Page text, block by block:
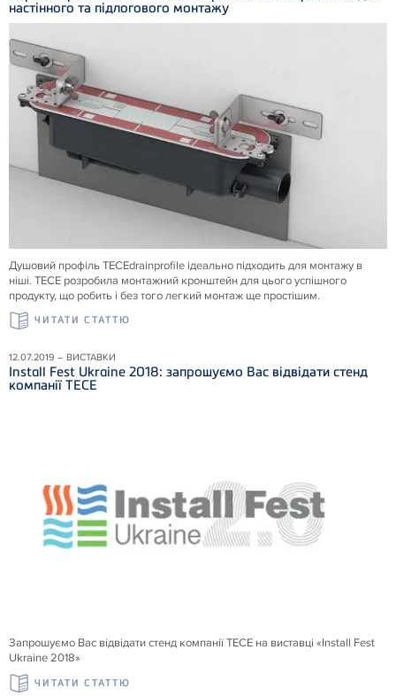
настінного та підлогового монтажу
Душовий профіль TECEdrainprofile ідеально підходить для монтажу в
ніші. TECE розробила монтажний кронштейн для цього успішного
продукту, що робить і без того легкий монтаж ще простішим.
ЧИТАТИ СТАТТЮ
12.07.2019 – ВИСТАВКИ
Install Fest Ukraine 2018: запрошуємо Вас відвідати стенд
компанії ТЕСЕ
Запрошуємо Вас відвідати стенд компанії ТЕСЕ на виставці «Install Fest
Ukraine 2018»
ЧИТАТИ СТАТТЮ